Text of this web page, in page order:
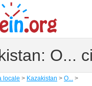
O...
locale > Kazakistan > O... >